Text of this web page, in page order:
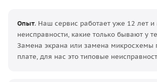
Опыт. Наш сервис работает уже 12 лет
неисправности, какие только бывают у
Замена экрана или замена микросхемы
плате, для нас это типовые